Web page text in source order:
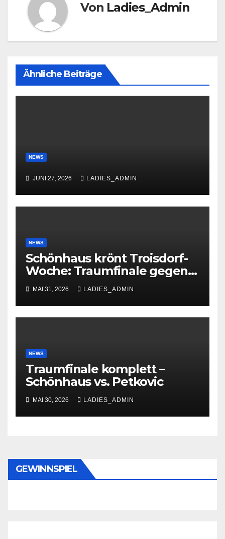
Von Ladies_Admin
Ähnliche Beiträge
NEWS
JUNI 27, 2026 LADIES_ADMIN
NEWS
Schönhaus krönt Troisdorf-
Woche: Traumfinale gegen
Petkovic begeistert 600
Zuschauer
MAI 31, 2026 LADIES_ADMIN
NEWS
Traumfinale komplett –
Schönhaus vs. Petkovic
MAI 30, 2026 LADIES_ADMIN
GEWINNSPIEL